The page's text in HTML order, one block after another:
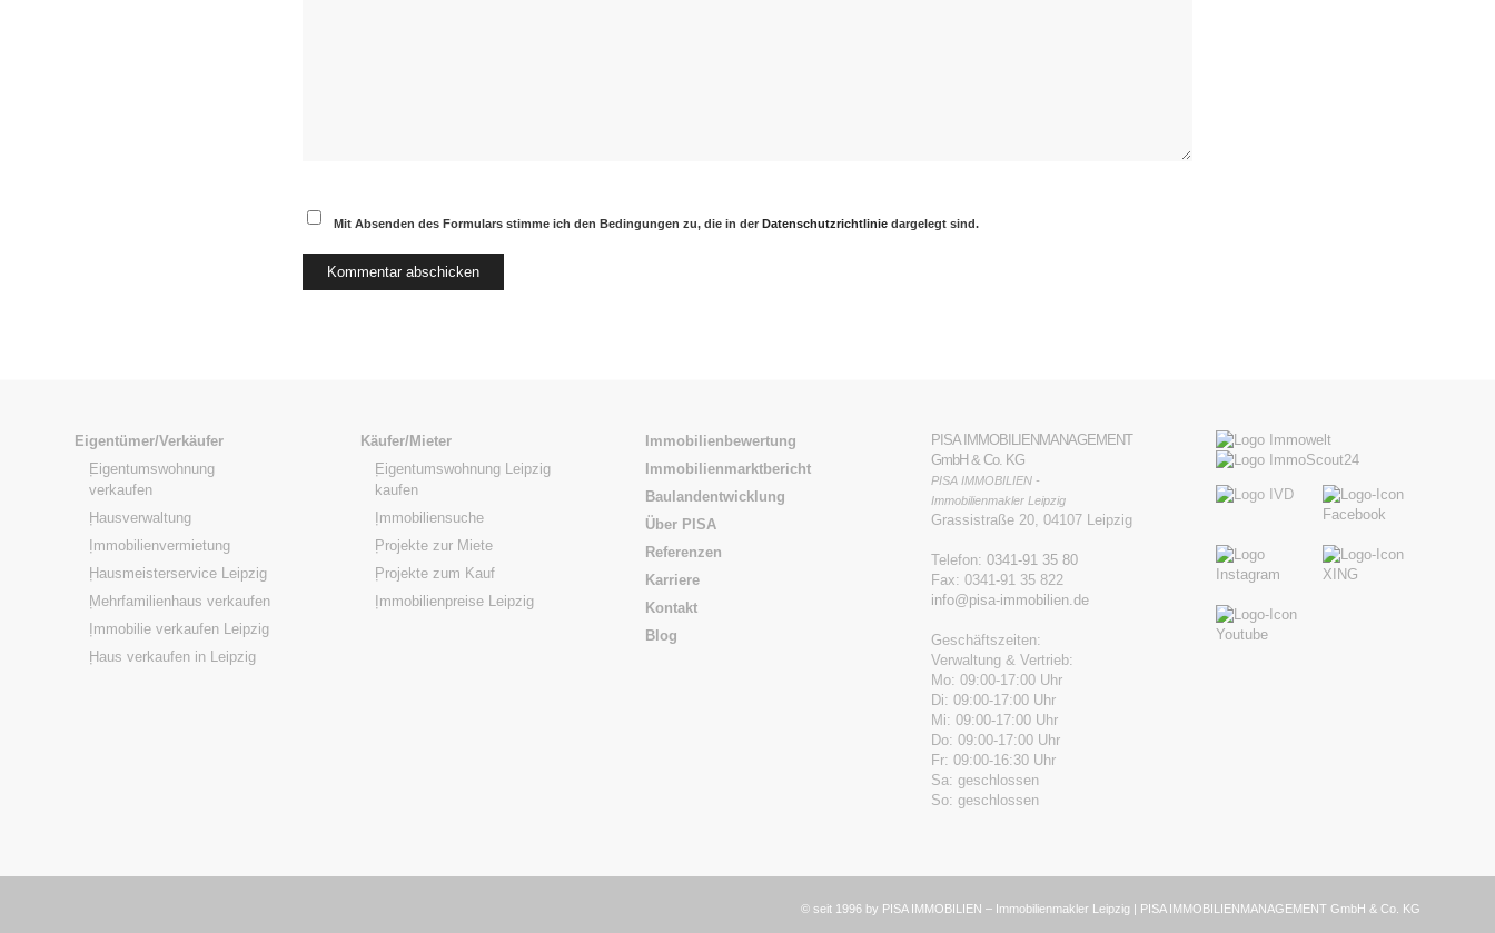
Mit Absenden des Formulars stimme ich den Bedingungen zu, die in der Datenschutzrichtlinie dargelegt sind.
Eigentümer/Verkäufer
Eigentumswohnung
verkaufen
Hausverwaltung
Immobilienvermietung
Hausmeisterservice Leipzig
Mehrfamilienhaus verkaufen
Immobilie verkaufen Leipzig
Haus verkaufen in Leipzig
Käufer/Mieter
Eigentumswohnung Leipzig
kaufen
Immobiliensuche
Projekte zur Miete
Projekte zum Kauf
Immobilienpreise Leipzig
Immobilienbewertung
Immobilienmarktbericht
Baulandentwicklung
Über PISA
Referenzen
Karriere
Kontakt
Blog
PISA IMMOBILIENMANAGEMENT
GmbH & Co. KG
PISA IMMOBILIEN -
Immobilienmakler Leipzig
Grassistraße 20, 04107 Leipzig
Telefon: 0341-91 35 80
Fax: 0341-91 35 822
info@pisa-immobilien.de
Geschäftszeiten:
Verwaltung & Vertrieb:
Mo: 09:00-17:00 Uhr
Di: 09:00-17:00 Uhr
Mi: 09:00-17:00 Uhr
Do: 09:00-17:00 Uhr
Fr: 09:00-16:30 Uhr
Sa: geschlossen
So: geschlossen
© seit 1996 by PISA IMMOBILIEN – Immobilienmakler Leipzig | PISA IMMOBILIENMANAGEMENT GmbH & Co. KG